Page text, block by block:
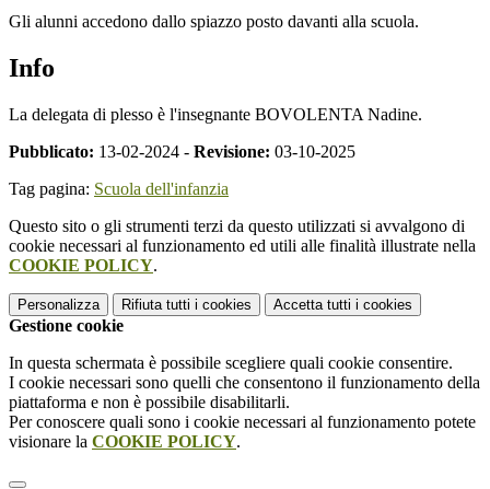
Gli alunni accedono dallo spiazzo posto davanti alla scuola.
Info
La delegata di plesso è l'insegnante BOVOLENTA Nadine.
Pubblicato: 13-02-2024 - Revisione: 03-10-2025
Tag pagina: Scuola dell'infanzia
Questo sito o gli strumenti terzi da questo utilizzati si avvalgono di
cookie necessari al funzionamento ed utili alle finalità illustrate nella
COOKIE POLICY.
Personalizza Rifiuta tutti i cookies Accetta tutti i cookies
Gestione cookie
In questa schermata è possibile scegliere quali cookie consentire.
I cookie necessari sono quelli che consentono il funzionamento della
piattaforma e non è possibile disabilitarli.
Per conoscere quali sono i cookie necessari al funzionamento potete
visionare la COOKIE POLICY.